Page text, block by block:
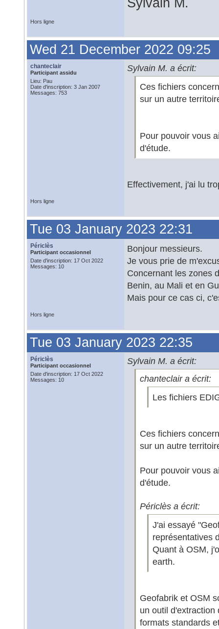
Sylvain M.
Hors ligne
Wed 21 December 2022 09:25
chanteclair
Participant assidu
Lieu: Pau
Date d'inscription: 3 Jan 2007
Messages: 753
Sylvain M. a écrit:
Ces fichiers
sur un autre
Pour pouvoir vous
d'étude.
Effectivement, j'ai lu
Hors ligne
Tue 03 January 2023 22:31
Périclès
Participant occasionnel
Date d'inscription: 17 Oct 2022
Messages: 10
Bonjour messieurs.
Je vous prie de
Concernant les zones
Benin, au Mali et en
Mais pour ce cas ci,
Hors ligne
Tue 03 January 2023 22:35
Périclès
Participant occasionnel
Date d'inscription: 17 Oct 2022
Messages: 10
Sylvain M. a écrit:
chanteclair a écrit:
Les fichiers
Ces fichiers
sur un autre
Pour pouvoir vous
d'étude.
Périclès a écrit:
J'ai essayé
représentatives
Quant à OSM,
earth.
Geofabrik et OSM
un outil
formats standards